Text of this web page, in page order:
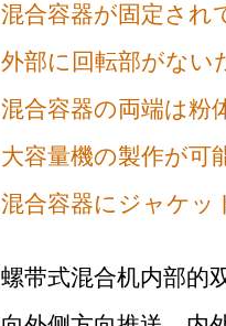
混合容器が固定され
外部に回転部がない
混合容器の両端は粉
大容量機の製作が可
混合容器にジャケッ
螺带式混合机内部的